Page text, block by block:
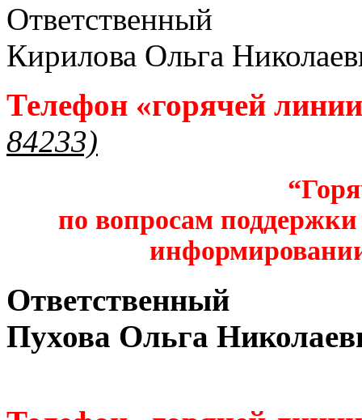
Ответственный
Кирилова Ольга
Телефон «горячей
84233)
по вопросам поддержки
Ответственный
Пухова Ольга